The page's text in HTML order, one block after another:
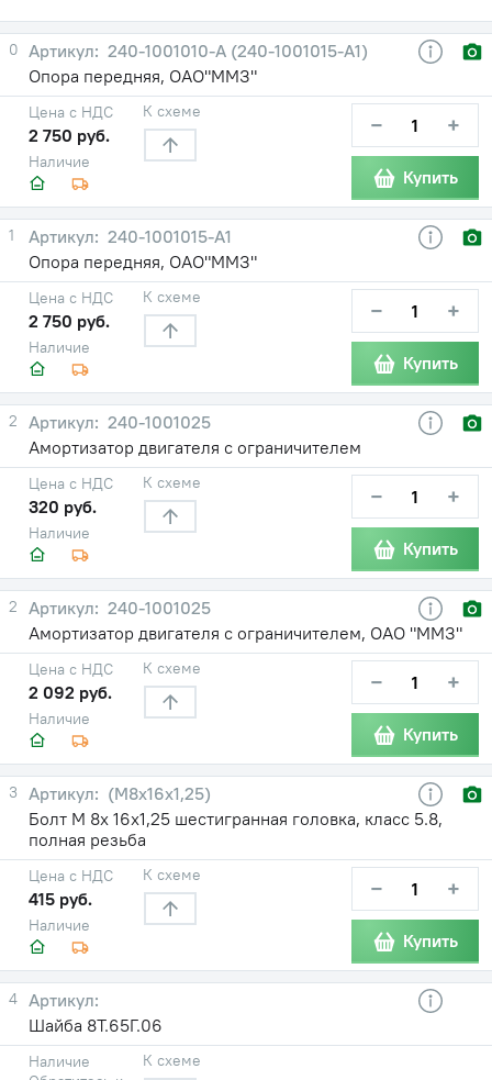
0
240-1001010-А (240-1001015-А1)
Опора передняя, ОАО"ММЗ"
Наличие
Цена с НДС
2 750 руб.
К схеме − +
Купить
1
240-1001015-А1
Опора передняя, ОАО"ММЗ"
Наличие
Цена с НДС
2 750 руб.
К схеме − +
Купить
2
240-1001025
Амортизатор двигателя с ограничителем
Наличие
Цена с НДС
320 руб.
К схеме − +
Купить
2
240-1001025
Амортизатор двигателя с ограничителем, ОАО "ММЗ"
Наличие
Цена с НДС
2 092 руб.
К схеме − +
Купить
3
(М8х16х1,25)
Болт М 8х 16х1,25 шестигранная головка, класс 5.8,
полная резьба
Наличие
Цена с НДС
415 руб.
К схеме − +
Купить
4
Шайба 8Т.65Г.06
Наличие
К схеме